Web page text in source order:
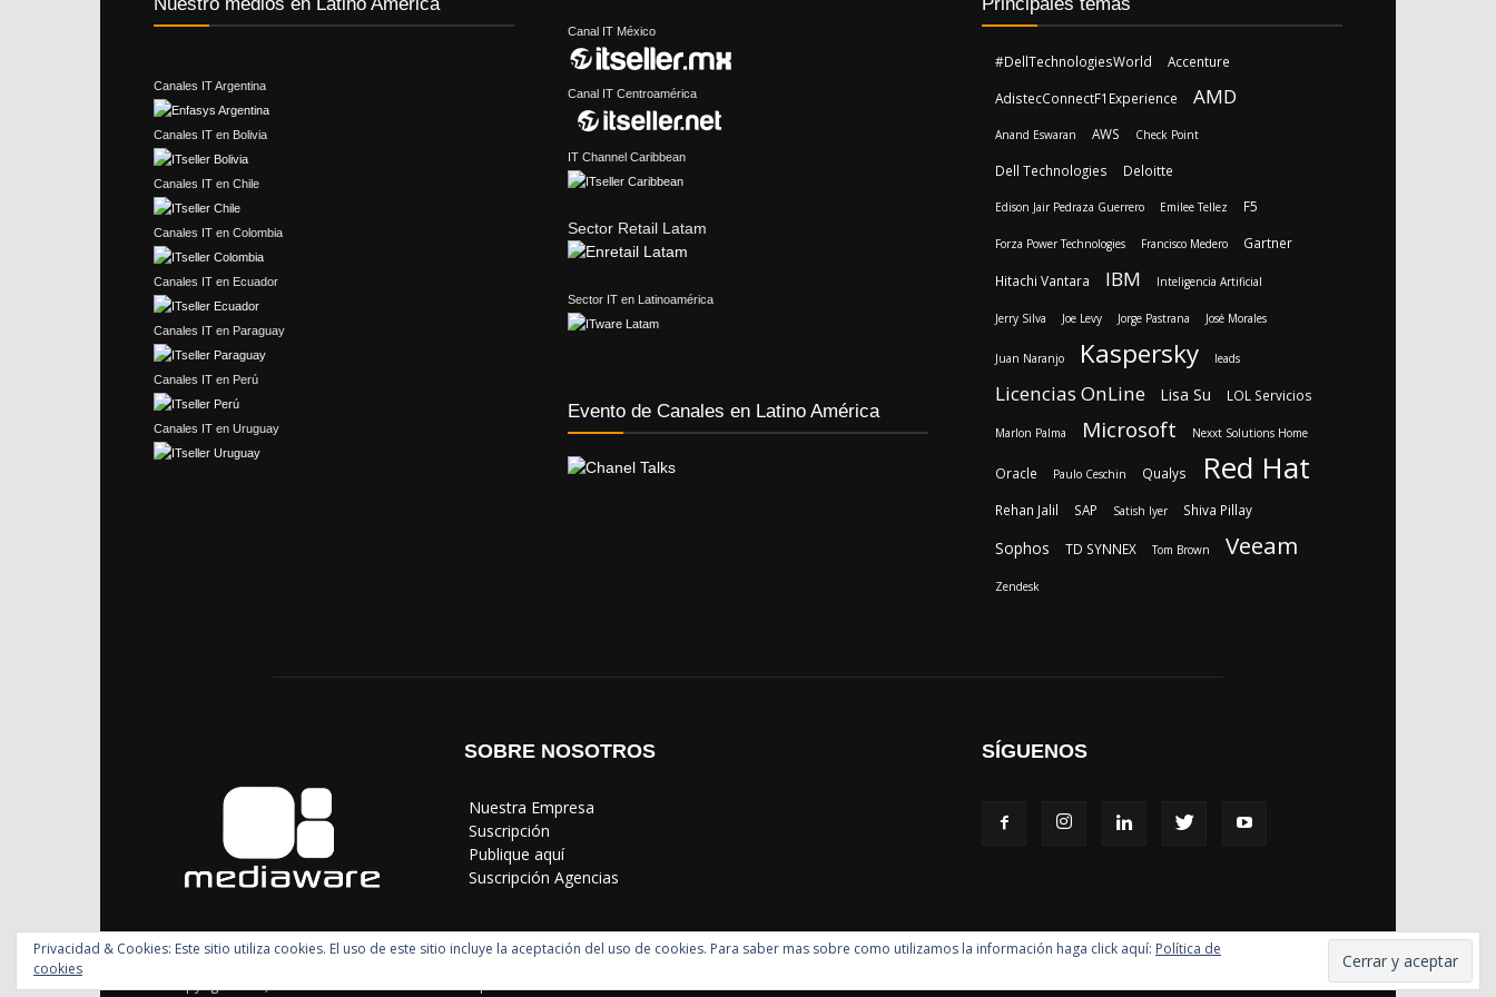
Nuestro medios en Latino América
Canales IT Argentina
Canales IT en Bolivia
Canales IT en Chile
Canales IT en Colombia
Canales IT en Ecuador
Canales IT en Paraguay
Canales IT en Perú
Canales IT en Uruguay
Canal IT México
Canal IT Centroamérica
IT Channel Caribbean
Sector Retail Latam
Sector IT en Latinoamérica
Evento de Canales en Latino América
Principales temas
#DellTechnologiesWorld Accenture
AdistecConnectF1Experience AMD
Anand Eswaran AWS Check Point
Dell Technologies Deloitte
Edison Jair Pedraza Guerrero Emilee Tellez F5
Forza Power Technologies Francisco Medero Gartner
Hitachi Vantara IBM Inteligencia Artificial
Jerry Silva Joe Levy Jorge Pastrana José Morales
Juan Naranjo Kaspersky leads
Licencias OnLine Lisa Su LOL Servicios
Marlon Palma Microsoft Nexxt Solutions Home
Oracle Paulo Ceschin Qualys Red Hat
Rehan Jalil SAP Satish Iyer Shiva Pillay
Sophos TD SYNNEX Tom Brown Veeam
Zendesk
SOBRE NOSOTROS
‎ Nuestra Empresa
‎ Suscripción
‎ Publique aquí
‎ Suscripción Agencias
SÍGUENOS
Política de Privacidad
© Copyright 2024, Todos los derechos reservados | Mediaware
Privacidad & Cookies: Este sitio utiliza cookies. El uso de este sitio incluye la aceptación del uso de cookies. Para saber mas sobre como utilizamos la información haga click aquí: Política de
cookies